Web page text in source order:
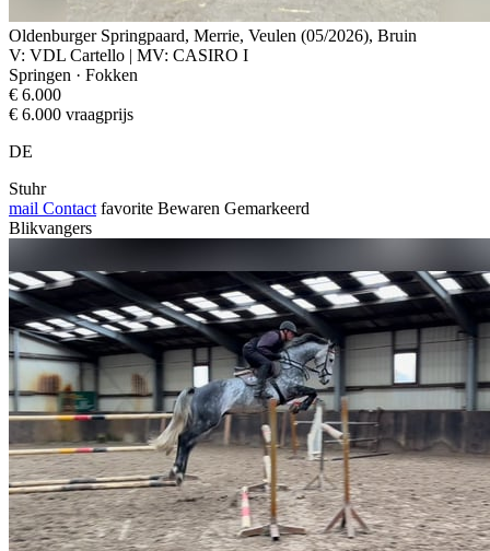
Oldenburger Springpaard, Merrie, Veulen (05/2026), Bruin
V: VDL Cartello | MV: CASIRO I
Springen · Fokken
€ 6.000
€ 6.000 vraagprijs
DE
Stuhr
mail Contact favorite Bewaren Gemarkeerd
Blikvangers